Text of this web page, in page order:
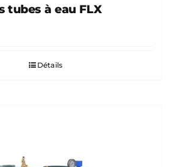
tubes à eau FLX
Détails